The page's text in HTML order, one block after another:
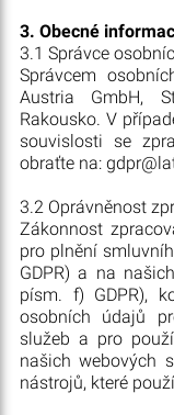
3. Obecné
3.1 Správce
Správcem
Austria GmbH,
Rakousko. V
souvislosti se
obraťte na:
3.2 Oprávněnost
Zákonnost
pro plnění
GDPR) a na
písm. f) GDPR),
osobních údajů
služeb a pro
našich webových
nástrojů, které